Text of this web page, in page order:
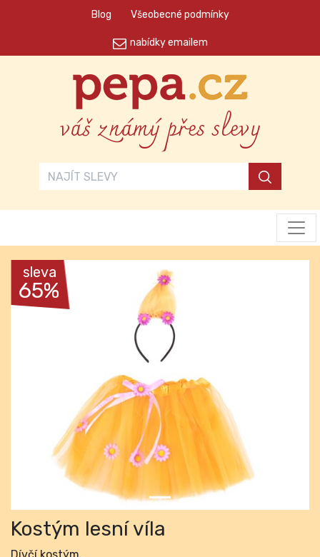
Blog Všeobecné podmínky
nabídky emailem
váš známý přes slevy
sleva
65%
Kostým lesní víla